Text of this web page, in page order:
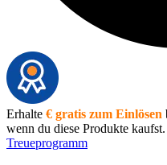
Erhalte € gratis zum Einlösen
wenn du diese Produkte kaufst.
Treueprogramm